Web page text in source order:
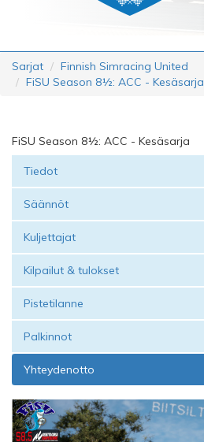
Sarjat
Finnish Simracing United
FiSU Season 8½: ACC - Kesäsarja
FiSU Season 8½: ACC - Kesäsarja
Tiedot
Säännöt
Kuljettajat
Kilpailut & tulokset
Pistetilanne
Palkinnot
Yhteydenotto